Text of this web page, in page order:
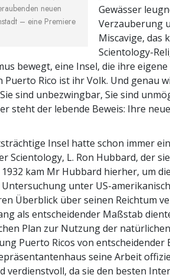
neuen
– eine Premiere
Gewässer
Verzauberung
Miscavige, das
Scientology-
bewegt, eine Insel, die ihre
Rico ist ihr Volk. Und genau
sind unbezwingbar, Sie sind
steht der lebende Beweis: Ihre
Insel hatte schon immer
Scientology, L. Ron Hubbard, der
1932 kam Mr Hubbard hierher, um
unter US-
Überblick über seinen Reichtum
als entscheidender Maßstab
Plan zur Nutzung der
Puerto Ricos von entscheidender
seine Arbeit
verdienstvoll, da sie den besten